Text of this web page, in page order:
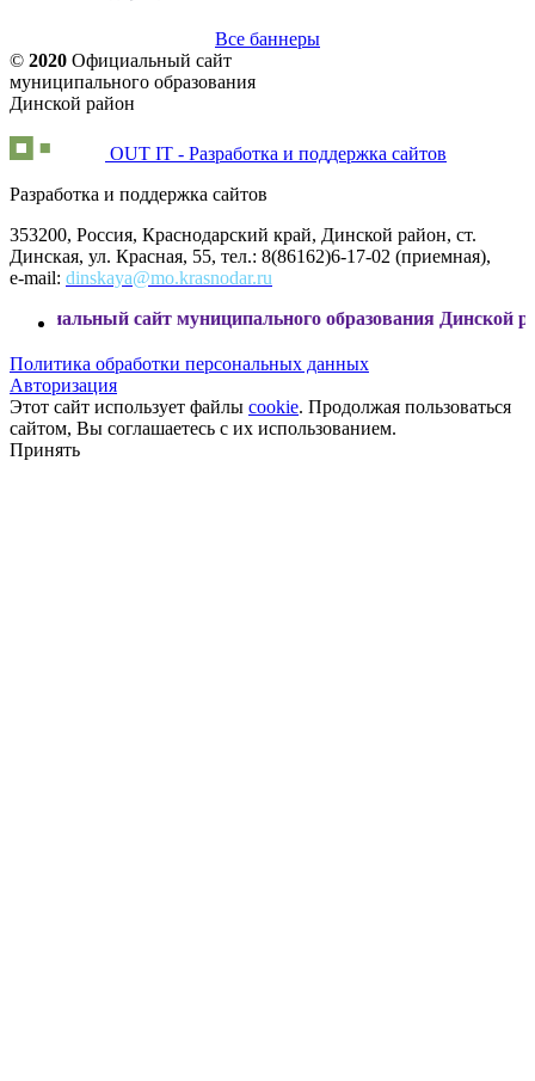
Все баннеры
© 2020 Официальный сайт
муниципального образования
Динской район
OUT IT - Разработка и поддержка сайтов
Разработка и поддержка сайтов
353200, Россия, Краснодарский край, Динской район, ст.
Динская, ул. Красная, 55, тел.: 8(86162)6-17-02 (приемная),
e-mail: dinskaya@mo.krasnodar.ru
сайт муниципального образования Динской район
Политика обработки персональных данных
Авторизация
Этот сайт использует файлы cookie. Продолжая пользоваться
сайтом, Вы соглашаетесь с их использованием.
Принять